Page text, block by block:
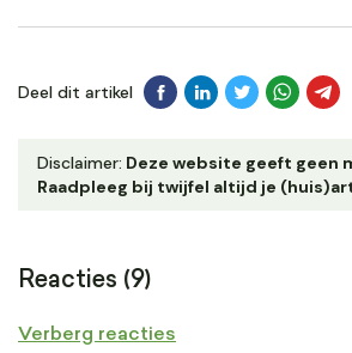
Deel dit artikel
Disclaimer: Deze website geeft geen
Raadpleeg bij twijfel altijd je
Reacties (9)
Verberg reacties